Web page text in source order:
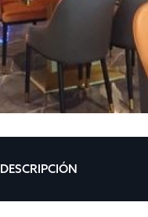
DESCRIPCIÓN